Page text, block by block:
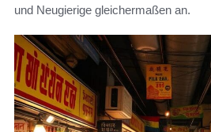
und Neugierige gleichermaßen an.